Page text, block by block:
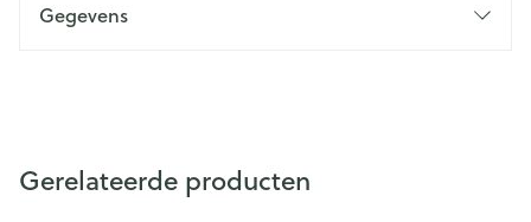
Gegevens
Gerelateerde producten